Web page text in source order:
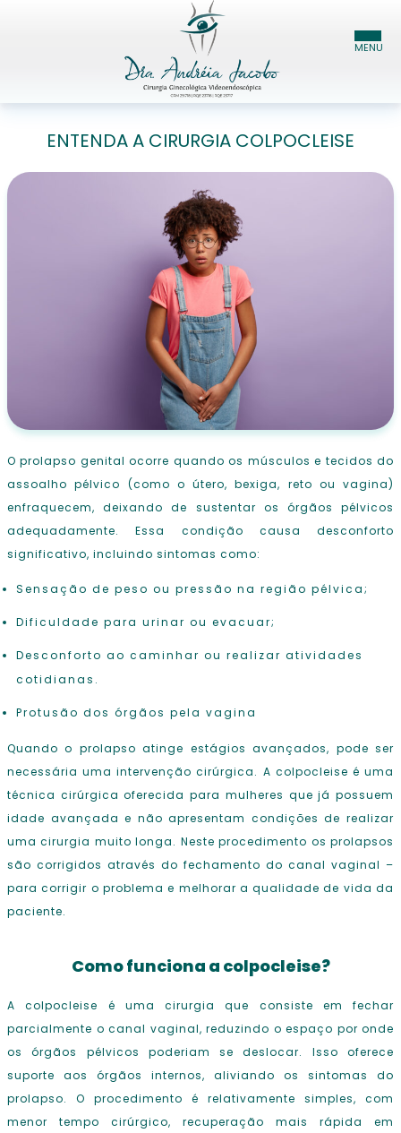
HOME
DRA. ANDRÉIA JACOBO
ESPECIALIDADES
BLOG
CONTATO
ENTENDA A CIRURGIA COLPOCLEISE
O prolapso genital ocorre quando os músculos e tecidos do
assoalho pélvico (como o útero, bexiga, reto ou vagina)
enfraquecem, deixando de sustentar os órgãos pélvicos
adequadamente. Essa condição causa desconforto
significativo, incluindo sintomas como:
Sensação de peso ou pressão na região pélvica;
Dificuldade para urinar ou evacuar;
Desconforto ao caminhar ou realizar atividades
cotidianas.
Protusão dos órgãos pela vagina
Quando o prolapso atinge estágios avançados, pode ser
necessária uma intervenção cirúrgica. A colpocleise é uma
técnica cirúrgica oferecida para mulheres que já possuem
idade avançada e não apresentam condições de realizar
uma cirurgia muito longa. Neste procedimento os prolapsos
são corrigidos através do fechamento do canal vaginal –
para corrigir o problema e melhorar a qualidade de vida da
paciente.
Como funciona a colpocleise?
A colpocleise é uma cirurgia que consiste em fechar
parcialmente o canal vaginal, reduzindo o espaço por onde
os órgãos pélvicos poderiam se deslocar. Isso oferece
suporte aos órgãos internos, aliviando os sintomas do
prolapso. O procedimento é relativamente simples, com
menor tempo cirúrgico, recuperação mais rápida em